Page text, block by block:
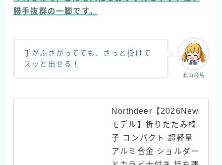
勝手抜群の一脚です。
北山飛鳥
手がふさがってても、さっと掛けて
スッと出せる！
Northdeer【2026New
モデル】折りたたみ椅
子 コンパクト 超軽量
アルミ合金 ショルダー